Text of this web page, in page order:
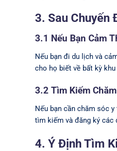
3. Sau Chuyến
3.1 Nếu Bạn Cảm
Nếu bạn đi du lịch và
cho họ biết về bất kỳ
3.2 Tìm Kiếm
Nếu bạn cần chăm sóc
tìm kiếm và đăng ký các
4. Ý Định Tìm